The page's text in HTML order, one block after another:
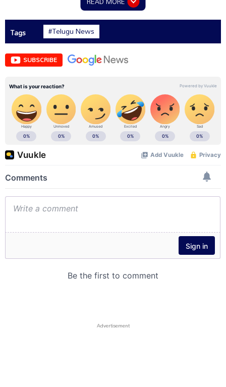
Tags #Telugu News
SUBSCRIBE